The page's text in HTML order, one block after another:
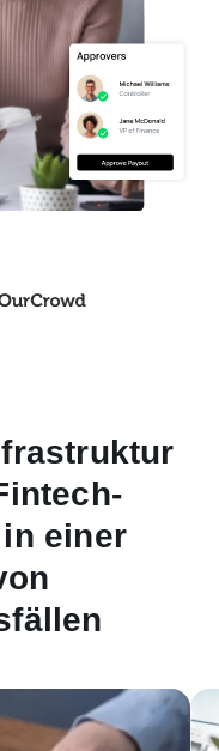
einer